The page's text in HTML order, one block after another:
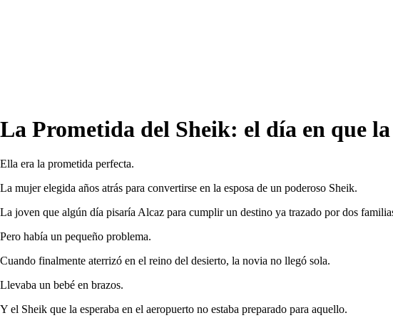
La Prometida del Sheik: el día en que
Ella era la prometida perfecta.
La mujer elegida años atrás para convertirse en la esposa de un poderoso Sheik.
La joven que algún día pisaría Alcaz para cumplir un destino ya trazado por dos
Pero había un pequeño problema.
Cuando finalmente aterrizó en el reino del desierto, la novia no llegó sola.
Llevaba un bebé en brazos.
Y el Sheik que la esperaba en el aeropuerto no estaba preparado para aquello.